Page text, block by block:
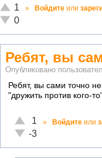
Отлично!
1
Неадекватно!
0
» Войдите или
Ребят, вы
Опубликовано
Ребят, вы сами точно
"дружить против кого-
Отлично!
1
Неадекватно!
-3
» Войдите или